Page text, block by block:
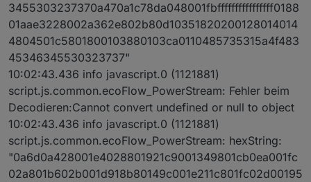
3455303237370a470a1c78da048001fbffffffffffffffff0188
01aae3228002a362e802b80d10351820200128014014
4804501c5801800103880103ca0110485735315a4f483
45346345530323737"
10:02:43.436 info javascript.0 (1121881)
script.js.common.ecoFlow_PowerStream: Fehler beim
Decodieren:Cannot convert undefined or null to object
10:02:43.436 info javascript.0 (1121881)
script.js.common.ecoFlow_PowerStream: hexString:
"0a6d0a428001e4028801921c9001349801cb0ea001fc
02a801b602b001d918b80149c001e211c801fc02d00195